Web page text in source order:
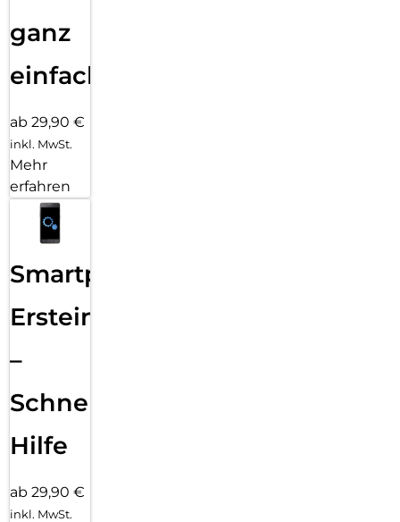
ganz
einfach
ab 29,90 €
inkl. MwSt.
Mehr
erfahren
Smartphone
Ersteinrichtung
–
Schnelle
Hilfe
ab 29,90 €
inkl. MwSt.